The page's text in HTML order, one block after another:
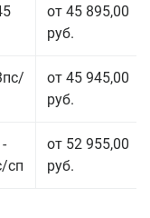
от 45 895,00
руб.
от 45 945,00
руб.
сп
от 52 955,00
руб.